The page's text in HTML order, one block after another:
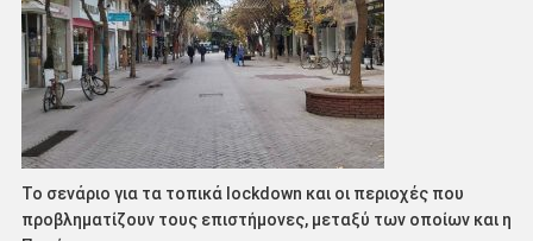
Το σενάριο για τα τοπικά lockdown και οι περιοχές που
προβληματίζουν τους επιστήμονες, μεταξύ των οποίων και η